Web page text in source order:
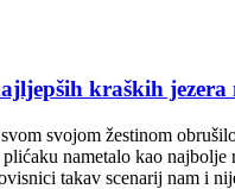
kraških jezera
svojom žestinom
nametalo kao najbolje
takav scenarij nam i